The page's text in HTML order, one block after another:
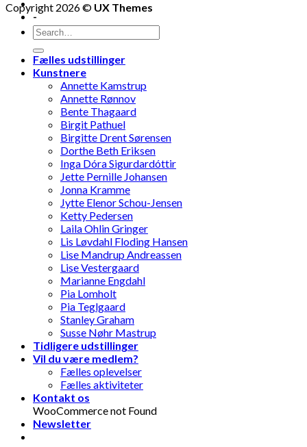
-
Copyright 2026 © UX Themes
Fælles udstillinger
Kunstnere
Annette Kamstrup
Annette Rønnov
Bente Thagaard
Birgit Pathuel
Birgitte Drent Sørensen
Dorthe Beth Eriksen
Inga Dóra Sigurdardóttir
Jette Pernille Johansen
Jonna Kramme
Jytte Elenor Schou-Jensen
Ketty Pedersen
Laila Ohlin Gringer
Lis Løvdahl Floding Hansen
Lise Mandrup Andreassen
Lise Vestergaard
Marianne Engdahl
Pia Lomholt
Pia Teglgaard
Stanley Graham
Susse Nøhr Mastrup
Tidligere udstillinger
Vil du være medlem?
Fælles oplevelser
Fælles aktiviteter
Kontakt os
WooCommerce not Found
Newsletter